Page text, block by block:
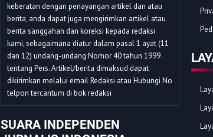
keberatan dengan penayangan artikel dan atau
berita, anda dapat juga mengirimkan artikel atau
berita sanggahan dan koreksi kepada redaksi
kami, sebagaimana diatur dalam pasal 1 ayat (11
dan 12) undang-undang Nomor 40 tahun 1999
tentang Pers. Artikel/berita dimaksud dapat
dikirimkan melalui email Redaksi atau Hubungi No
telpon tercantum di bok redaksi
SUARA INDEPENDEN